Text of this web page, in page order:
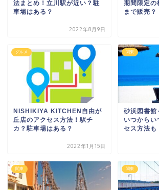
法まとめ！立川駅が近い？駐
車場はある？
2022年8月9日
期間限定の
まで販売？
グルメ
NISHIKIYA KITCHEN自由が
丘店のアクセス方法！駅チ
カ？駐車場はある？
2022年1月15日
関東
砂浜図書
いつからい
セス方法も
関東 関東